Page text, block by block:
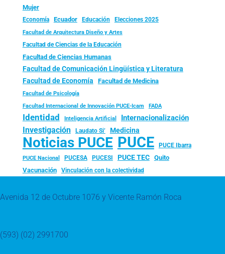
Mujer
Economía Ecuador Educación Elecciones 2025
Facultad de Arquitectura Diseño y Artes
Facultad de Ciencias de la Educación
Facultad de Ciencias Humanas
Facultad de Comunicación Lingüística y Literatura
Facultad de Economía Facultad de Medicina
Facultad de Psicología
Facultad Internacional de Innovación PUCE-Icam FADA
Identidad Inteligencia Artificial Internacionalización
Investigación Laudato Si’ Medicina
Noticias PUCE PUCE PUCE Ibarra
PUCE Nacional PUCESA PUCESI PUCE TEC
Quito
Vacunación
Vinculación con la colectividad
Avenida 12 de Octubre 1076 y Vicente Ramón Roca
(593) (02) 2991700